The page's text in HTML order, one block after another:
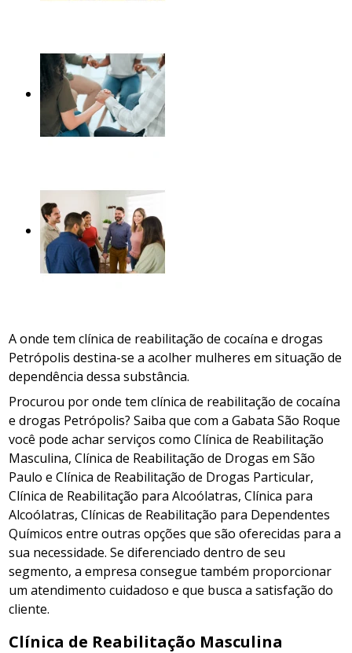
A onde tem clínica de reabilitação de cocaína e drogas
Petrópolis destina-se a acolher mulheres em situação de
dependência dessa substância.
Procurou por onde tem clínica de reabilitação de cocaína
e drogas Petrópolis? Saiba que com a Gabata São Roque
você pode achar serviços como Clínica de Reabilitação
Masculina, Clínica de Reabilitação de Drogas em São
Paulo e Clínica de Reabilitação de Drogas Particular,
Clínica de Reabilitação para Alcoólatras, Clínica para
Alcoólatras, Clínicas de Reabilitação para Dependentes
Químicos entre outras opções que são oferecidas para a
sua necessidade. Se diferenciado dentro de seu
segmento, a empresa consegue também proporcionar
um atendimento cuidadoso e que busca a satisfação do
cliente.
Clínica de Reabilitação Masculina